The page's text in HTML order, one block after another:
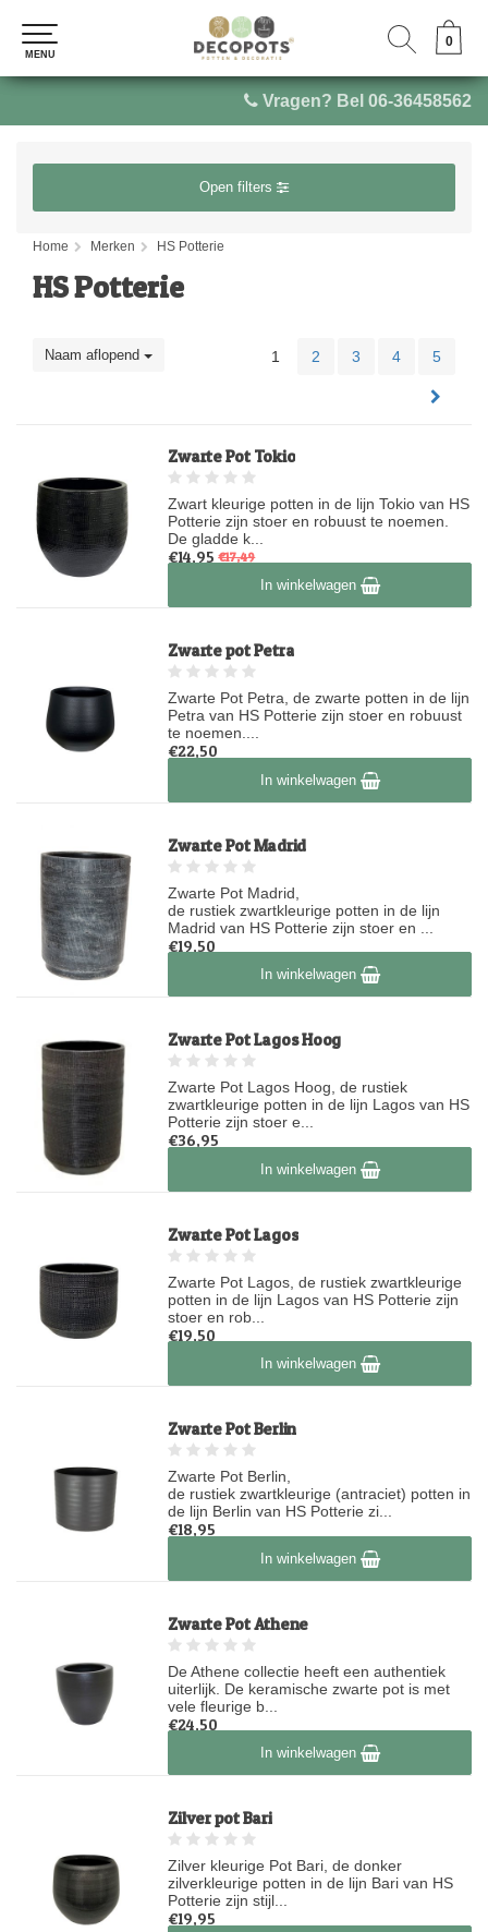
Vragen? Bel 06-36458562
0
MENU
0
MENU
Open filters
Home Merken HS Potterie
HS Potterie
Naam aflopend 1 2 3 4 5
Zwarte Pot Tokio
Zwart kleurige potten in de lijn Tokio van HS
Potterie zijn stoer en robuust te noemen.
De gladde k...
€14,95 €17,49
Op voorraadIn winkelwagen
Zwarte pot Petra
Zwarte Pot Petra, de zwarte potten in de lijn
Petra van HS Potterie zijn stoer en robuust
te noemen....
€22,50
Op voorraadIn winkelwagen
Zwarte Pot Madrid
Zwarte Pot Madrid,
de rustiek zwartkleurige potten in de lijn
Madrid van HS Potterie zijn stoer en ...
€19,50
Op voorraadIn winkelwagen
Zwarte Pot Lagos Hoog
Zwarte Pot Lagos Hoog, de rustiek
zwartkleurige potten in de lijn Lagos van HS
Potterie zijn stoer e...
€36,95
Op voorraadIn winkelwagen
Zwarte Pot Lagos
Zwarte Pot Lagos, de rustiek zwartkleurige
potten in de lijn Lagos van HS Potterie zijn
stoer en rob...
€19,50
Niet op voorraadIn winkelwagen
Zwarte Pot Berlin
Zwarte Pot Berlin,
de rustiek zwartkleurige (antraciet) potten in
de lijn Berlin van HS Potterie zi...
€18,95
Op voorraadIn winkelwagen
Zwarte Pot Athene
De Athene collectie heeft een authentiek
uiterlijk. De keramische zwarte pot is met
vele fleurige b...
€24,50
Op voorraadIn winkelwagen
Zilver pot Bari
Zilver kleurige Pot Bari, de donker
zilverkleurige potten in de lijn Bari van HS
Potterie zijn stijl...
€19,95